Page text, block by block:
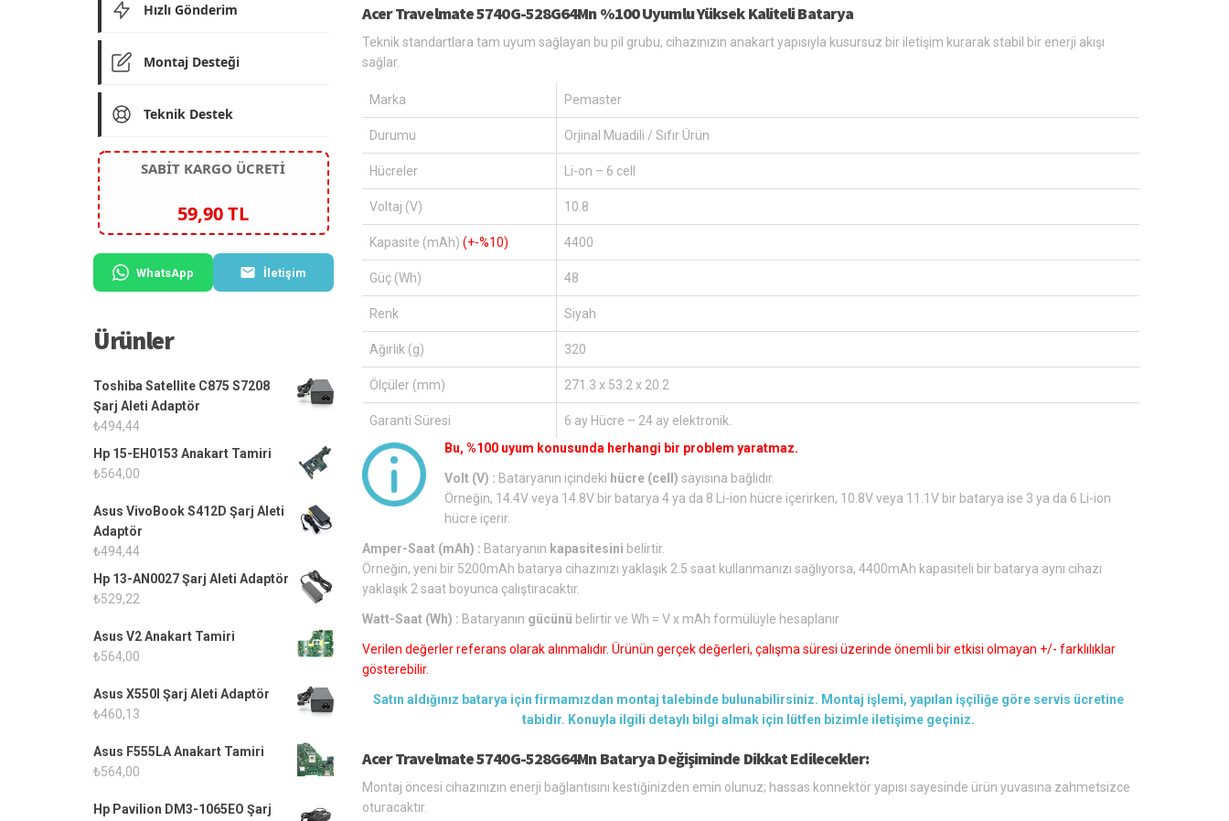
Acer Travelmate 5740G-528G64Mn %100 Uyumlu Yüksek Kaliteli Batarya
Teknik standartlara tam uyum sağlayan bu pil grubu, cihazınızın anakart yapısıyla kusursuz bir iletişim kurarak stabil bir enerji akışı
sağlar.
Marka Pemaster
Durumu Orjinal Muadili / Sıfır Ürün
Hücreler Li-on – 6 cell
Voltaj (V) 10.8
Kapasite (mAh) (+-%10) 4400
Güç (Wh) 48
Renk Siyah
Ağırlık (g) 320
Ölçüler (mm) 271.3 x 53.2 x 20.2
Garanti Süresi
6 ay Hücre – 24 ay elektronik.
Bu, %100 uyum konusunda herhangi bir problem yaratmaz.
Volt (V) : Bataryanın içindeki hücre (cell) sayısına bağlıdır.
Örneğin, 14.4V veya 14.8V bir batarya 4 ya da 8 Li-ion hücre içerirken, 10.8V veya 11.1V bir batarya ise 3 ya da 6 Li-ion
hücre içerir.
Amper-Saat (mAh) : Bataryanın kapasitesini belirtir.
Örneğin, yeni bir 5200mAh batarya cihazınızı yaklaşık 2.5 saat kullanmanızı sağlıyorsa, 4400mAh kapasiteli bir batarya aynı cihazı
yaklaşık 2 saat boyunca çalıştıracaktır.
Watt-Saat (Wh) : Bataryanın gücünü belirtir ve Wh = V x mAh formülüyle hesaplanır
Verilen değerler referans olarak alınmalıdır. Ürünün gerçek değerleri, çalışma süresi üzerinde önemli bir etkisi olmayan +/- farklılıklar
gösterebilir.
Satın aldığınız batarya için firmamızdan montaj talebinde bulunabilirsiniz. Montaj işlemi, yapılan işçiliğe göre servis ücretine
tabidir. Konuyla ilgili detaylı bilgi almak için lütfen bizimle iletişime geçiniz.
Acer Travelmate 5740G-528G64Mn Batarya Değişiminde Dikkat Edilecekler:
Montaj öncesi cihazınızın enerji bağlantısını kestiğinizden emin olunuz; hassas konnektör yapısı sayesinde ürün yuvasına zahmetsizce
oturacaktır.
Hızlı Gönderim
Montaj Desteği
Teknik Destek
SABİT KARGO ÜCRETİ
59,90 TL
WhatsApp İletişim
Ürünler
Toshiba Satellite C875 S7208
Şarj Aleti Adaptör
₺494,44
Hp 15-EH0153 Anakart Tamiri
₺564,00
Asus VivoBook S412D Şarj Aleti
Adaptör
₺494,44
Hp 13-AN0027 Şarj Aleti Adaptör
₺529,22
Asus V2 Anakart Tamiri
₺564,00
Asus X550I Şarj Aleti Adaptör
₺460,13
Asus F555LA Anakart Tamiri
₺564,00
Hp Pavilion DM3-1065EO Şarj